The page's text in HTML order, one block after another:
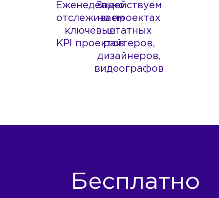
Еженедельно
отслеживаем
ключевые
KPI проектов
Задействуем
на проектах
штатных
райтеров,
дизайнеров,
видеографов
Бесплатно